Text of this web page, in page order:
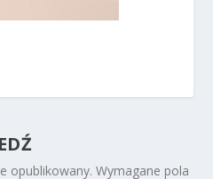
opublikowany. Wymagane pola